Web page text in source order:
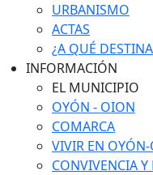
URBANISMO
ACTAS
¿A QUÉ
INFORMACIÓN
EL MUNICIPIO
OYÓN - OION
COMARCA
VIVIR EN
CONVIVENCIA Y